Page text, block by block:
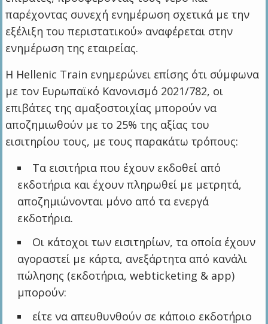
παρέχοντας συνεχή ενημέρωση σχετικά με την
εξέλιξη του περιστατικού» αναφέρεται στην
ενημέρωση της εταιρείας.
Η Hellenic Train ενημερώνει επίσης ότι σύμφωνα
με τον Ευρωπαϊκό Κανονισμό 2021/782, οι
επιβάτες της αμαξοστοιχίας μπορούν να
αποζημιωθούν με το 25% της αξίας του
εισιτηρίου τους, με τους παρακάτω τρόπους:
Τα εισιτήρια που έχουν εκδοθεί από
εκδοτήρια και έχουν πληρωθεί με μετρητά,
αποζημιώνονται μόνο από τα ενεργά
εκδοτήρια.
Οι κάτοχοι των εισιτηρίων, τα οποία έχουν
αγοραστεί με κάρτα, ανεξάρτητα από κανάλι
πώλησης (εκδοτήρια, webticketing & app)
μπορούν:
είτε να απευθυνθούν σε κάποιο εκδοτήριο